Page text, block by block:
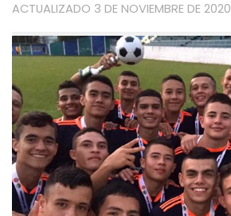
ACTUALIZADO 3 DE NOVIEMBRE DE 2020